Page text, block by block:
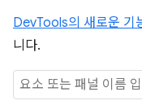
DevTools의 새로운 기
니다.